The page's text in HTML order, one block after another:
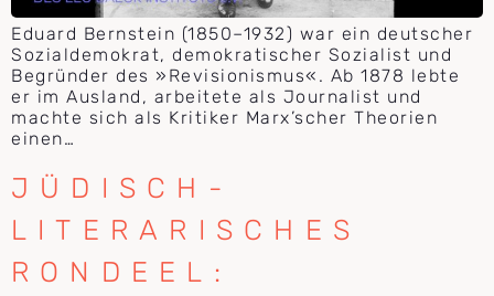
Eduard Bernstein (1850–1932) war ein deutscher
Sozialdemokrat, demokratischer Sozialist und
Begründer des »Revisionismus«. Ab 1878 lebte
er im Ausland, arbeitete als Journalist und
machte sich als Kritiker Marx’scher Theorien
einen…
JÜDISCH-
LITERARISCHES
RONDEEL: